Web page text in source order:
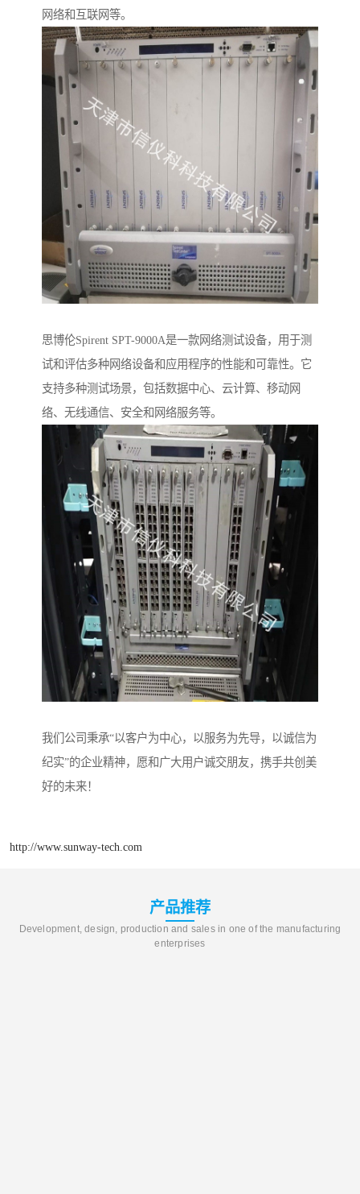
网络和互联网等。
思博伦Spirent SPT-9000A是一款网络测试设备，用于测
试和评估多种网络设备和应用程序的性能和可靠性。它
支持多种测试场景，包括数据中心、云计算、移动网
络、无线通信、安全和网络服务等。
我们公司秉承“以客户为中心，以服务为先导，以诚信为
纪实”的企业精神，愿和广大用户诚交朋友，携手共创美
好的未来！
http://www.sunway-tech.com
产品推荐
Development, design, production and sales in one of the manufacturing
enterprises